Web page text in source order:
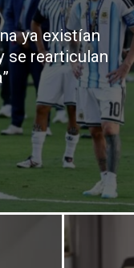
ya existían
se rearticulan